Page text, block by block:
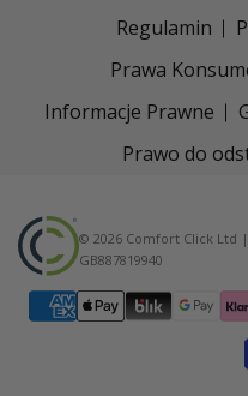
Regulamin
Prawa
Informacje Prawne
Prawo do
© 2026 Comfort Click Ltd
GB887819940